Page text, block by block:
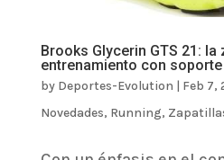
Brooks Glycerin GTS 21: la
entrenamiento con
by Deportes-Evolution | Feb 7,
Novedades, Running,